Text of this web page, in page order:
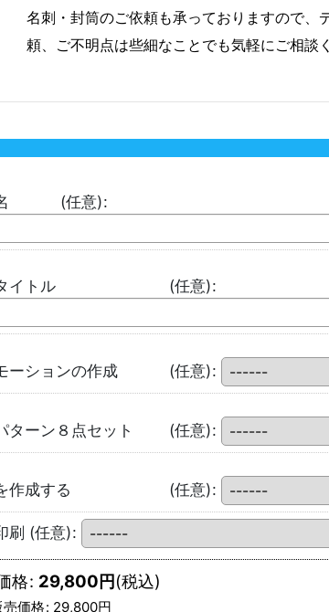
名刺・封筒のご依頼も承っておりますので、
頼、ご不明点は些細なことでも気軽にご相談
名 (任意):
タイトル (任意):
モーションの作成 (任意):
ターン８点セット (任意):
を作成する (任意):
刷 (任意):
格: 29,800円(税込)
価格: 29,800円